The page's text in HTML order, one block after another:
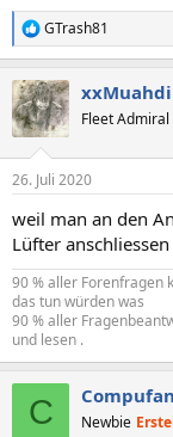
R
e
k
t
i
e
:
GTrash81
Fleet Admiral
26. Juli 2020
weil man an den
Lüfter
90 % aller Forenfragen
das tun würden was
90 % aller
und lesen .
C Compufan
Newbie